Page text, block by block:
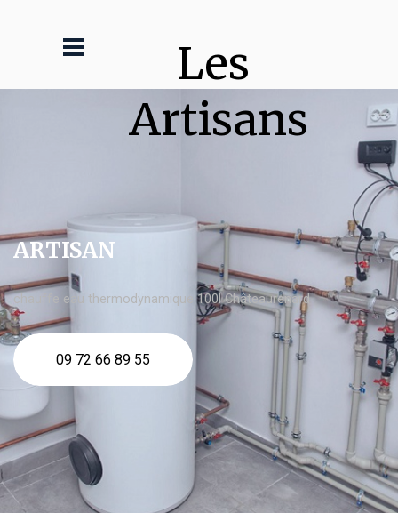
Les
Artisans
ARTISAN
chauffe eau thermodynamique 100l Châteaurenard
09 72 66 89 55